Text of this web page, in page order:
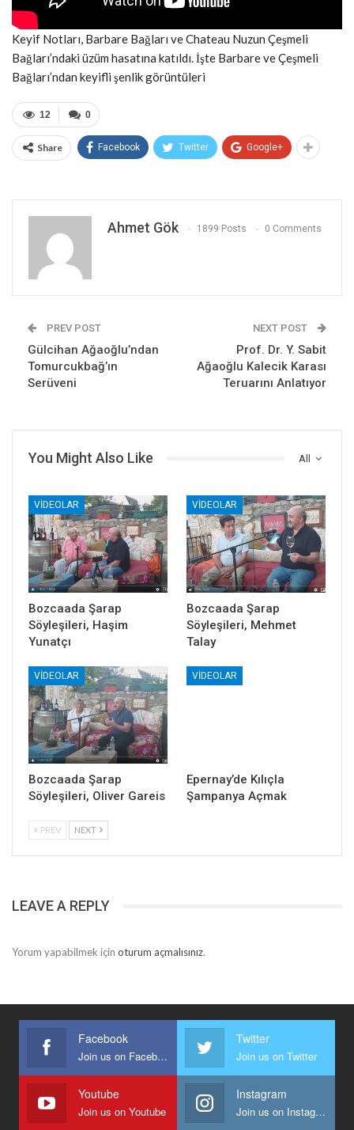
Keyif Notları, Barbare Bağları ve Chateau Nuzun Çeşmeli
Bağları’ndaki üzüm hasatına katıldı. İşte Barbare ve Çeşmeli
Bağları’ndan keyifli şenlik görüntüleri
0
12
Share Facebook Twitter Google+
Ahmet Gök 1899 Posts 0 Comments
PREV POST
Gülcihan Ağaoğlu’ndan
Tomurcukbağ’ın
Serüveni
NEXT POST
Prof. Dr. Y. Sabit
Ağaoğlu Kalecik Karası
Teruarını Anlatıyor
All
You Might Also Like
VIDEOLAR
Bozcaada Şarap
Söyleşileri, Haşim
Yunatçı
VIDEOLAR
Bozcaada Şarap
Söyleşileri, Mehmet
Talay
VIDEOLAR
Bozcaada Şarap
Söyleşileri, Oliver Gareis
VIDEOLAR
Epernay’de Kılıçla
Şampanya Açmak
PREV NEXT
LEAVE A REPLY
Yorum yapabilmek için oturum açmalısınız.
Facebook
Join us on Facebook
Twitter
Join us on Twitter
Youtube
Join us on Youtube
Instagram
Join us on Instagram